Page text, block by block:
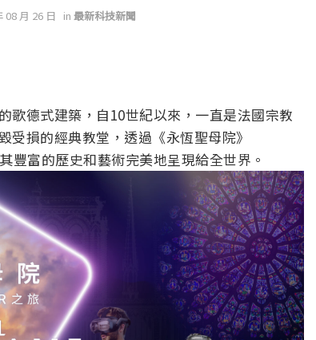
月 26 日 in 最新科技新聞
歌德式建築，自10世紀以來，一直是法國宗教
損的經典教堂，透過《永恆聖母院》
豐富的歷史和藝術完美地呈現給全世界。